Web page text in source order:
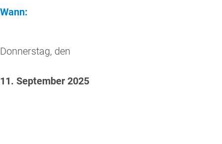
Wann:
Donnerstag, den
11. September 2025